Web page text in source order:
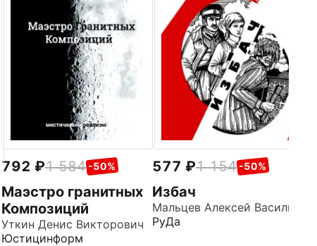
792 1 584 -50%
Маэстро гранитных
Композиций
Уткин Денис Викторович
Юстицинформ
577 1 154 -50%
Избач
РуДа